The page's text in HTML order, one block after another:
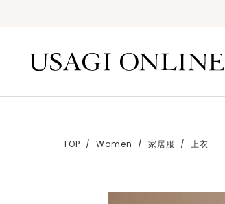
TOP Women 家居服 上衣